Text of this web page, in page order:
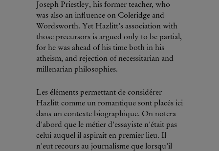
Joseph Priestley, his former teacher, who
was also an influence on Coleridge and
Wordsworth. Yet Hazlitt's association with
those precursors is argued only to be partial,
for he was ahead of his time both in his
atheism, and rejection of necessitarian and
millenarian philosophies.
Les éléments permettant de considérer
Hazlitt comme un romantique sont placés ici
dans un contexte biographique. On notera
d'abord que le métier d'essayiste n'était pas
celui auquel il aspirait en premier lieu. Il
n'eut recours au journalisme que lorsqu'il